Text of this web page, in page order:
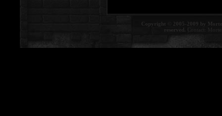
Copyright © 2005-2009 by
reserved. Contact: